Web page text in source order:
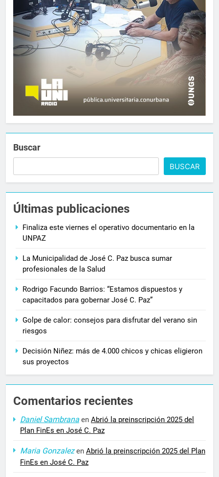
Buscar
BUSCAR
Últimas publicaciones
Finaliza este viernes el operativo documentario en la
UNPAZ
La Municipalidad de José C. Paz busca sumar
profesionales de la Salud
Rodrigo Facundo Barrios: “Estamos dispuestos y
capacitados para gobernar José C. Paz”
Golpe de calor: consejos para disfrutar del verano sin
riesgos
Decisión Niñez: más de 4.000 chicos y chicas eligieron
sus proyectos
Comentarios recientes
Daniel Sambrana en Abrió la preinscripción 2025 del
Plan FinEs en José C. Paz
Maria Gonzalezen Abrió la preinscripción 2025 del Plan
FinEs en José C. Paz